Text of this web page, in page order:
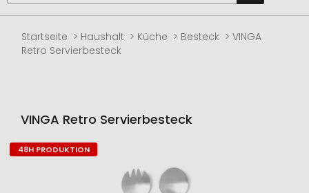
Startseite Haushalt Küche Besteck
VINGA
Retro Servierbesteck
VINGA Retro Servierbesteck
Zum
48H PRODUKTION